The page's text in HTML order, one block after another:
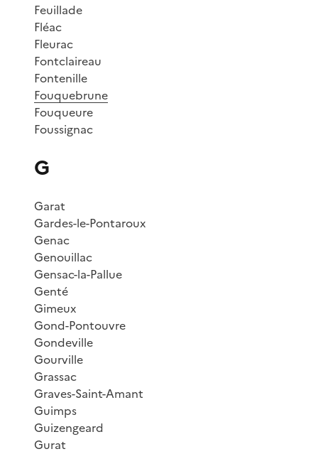
Feuillade
Fléac
Fleurac
Fontclaireau
Fontenille
Fouquebrune
Fouqueure
Foussignac
G
Garat
Gardes-le-Pontaroux
Genac
Genouillac
Gensac-la-Pallue
Genté
Gimeux
Gond-Pontouvre
Gondeville
Gourville
Grassac
Graves-Saint-Amant
Guimps
Guizengeard
Gurat